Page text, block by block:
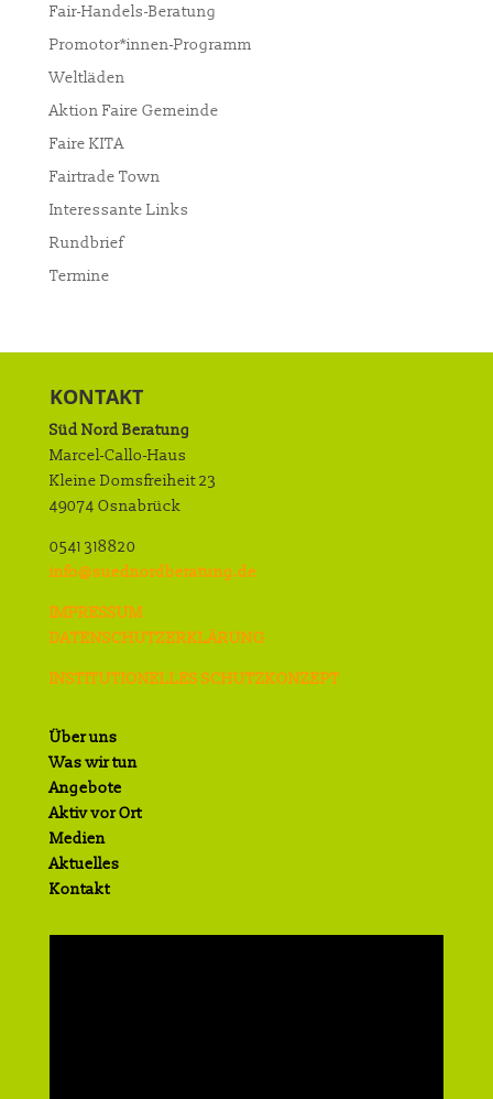
Fair-Handels-Beratung
Promotor*innen-Programm
Weltläden
Aktion Faire Gemeinde
Faire KITA
Fairtrade Town
Interessante Links
Rundbrief
Termine
KONTAKT
Süd Nord Beratung
Marcel-Callo-Haus
Kleine Domsfreiheit 23
49074 Osnabrück
0541 318820
info@suednordberatung.de
IMPRESSUM
DATENSCHUTZERKLÄRUNG
INSTITUTIONELLES SCHUTZKONZEPT
Über uns
Was wir tun
Angebote
Aktiv vor Ort
Medien
Aktuelles
Kontakt